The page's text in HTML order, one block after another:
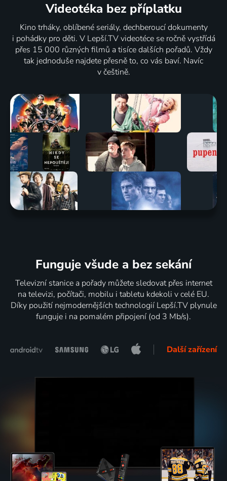
Videotéka bez příplatku
Kino trháky, oblíbené seriály, dechberoucí dokumenty
i pohádky pro děti. V Lepší.TV videotéce se ročně vystřídá
přes 15 000 různých filmů a tisíce dalších pořadů. Vždy
tak jednoduše najdete přesně to, co vás baví. Navíc
v češtině.
Funguje všude a bez sekání
Televizní stanice a pořady můžete sledovat přes internet
na televizi, počítači, mobilu i tabletu kdekoli v celé EU.
Díky použití nejmodernějších technologií Lepší.TV plynule
funguje i na pomalém připojení (od 3 Mb/s).
Další zařízení